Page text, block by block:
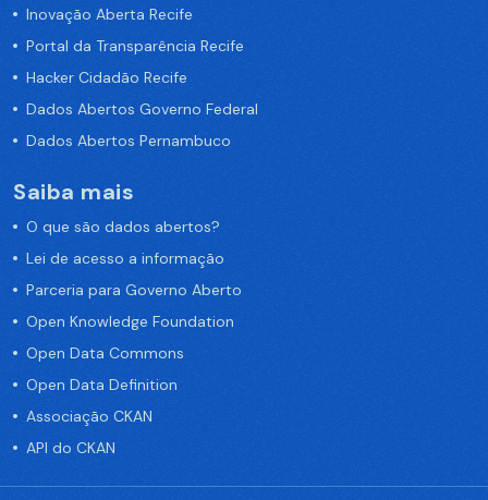
Inovação Aberta Recife
Portal da Transparência Recife
Hacker Cidadão Recife
Dados Abertos Governo Federal
Dados Abertos Pernambuco
Saiba mais
O que são dados abertos?
Lei de acesso a informação
Parceria para Governo Aberto
Open Knowledge Foundation
Open Data Commons
Open Data Definition
Associação CKAN
API do CKAN